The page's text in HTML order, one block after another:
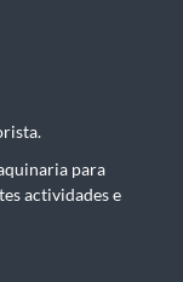
para
actividades e